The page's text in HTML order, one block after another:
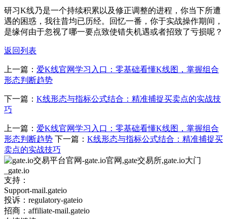
研习K线乃是一个持续积累以及修正调整的进程，你当下所遭
遇的困惑，我往昔均已历经。回忆一番，你于实战操作期间，
是缘何由于忽视了哪一要点致使错失机遇或者招致了亏损呢？
返回列表
上一篇： 爱K线官网学习入口：零基础看懂K线图，掌握组合
形态判断趋势
下一篇： K线形态与指标公式结合：精准捕捉买卖点的实战技
巧
上一篇： 爱K线官网学习入口：零基础看懂K线图，掌握组合
形态判断趋势 下一篇： K线形态与指标公式结合：精准捕捉买
卖点的实战技巧
支持：
Support-mail.gateio
投诉：regulatory-gateio
招商：affiliate-mail.gateio